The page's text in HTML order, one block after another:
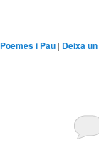
Poemes i Pau | Deixa un